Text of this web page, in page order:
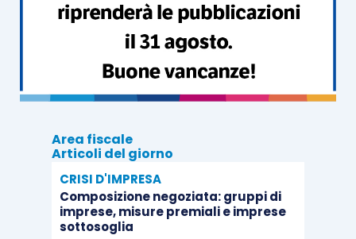
Area fiscale
Articoli del giorno
CRISI D'IMPRESA
Composizione negoziata: gruppi di
imprese, misure premiali e imprese
sottosoglia